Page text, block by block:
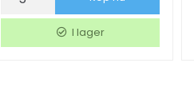
Prismärkning
vit
I lager